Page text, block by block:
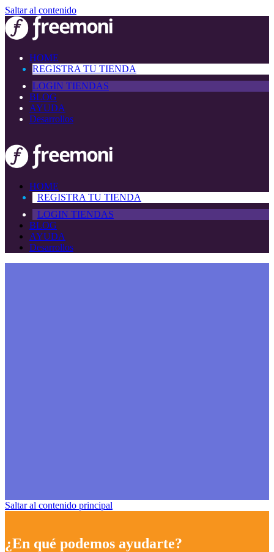
Saltar al contenido
HOME
REGISTRA TU TIENDA
LOGIN TIENDAS
BLOG
AYUDA
Desarrollos
HOME
REGISTRA TU TIENDA
LOGIN TIENDAS
BLOG
AYUDA
Desarrollos
Saltar al contenido principal
¿En qué podemos ayudarte?